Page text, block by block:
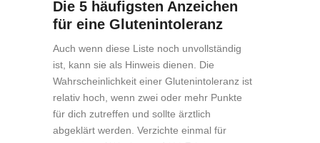
Die 5 häufigsten Anzeichen
für eine Glutenintoleranz
Auch wenn diese Liste noch unvollständig
ist, kann sie als Hinweis dienen. Die
Wahrscheinlichkeit einer Glutenintoleranz ist
relativ hoch, wenn zwei oder mehr Punkte
für dich zutreffen und sollte ärztlich
abgeklärt werden. Verzichte einmal für